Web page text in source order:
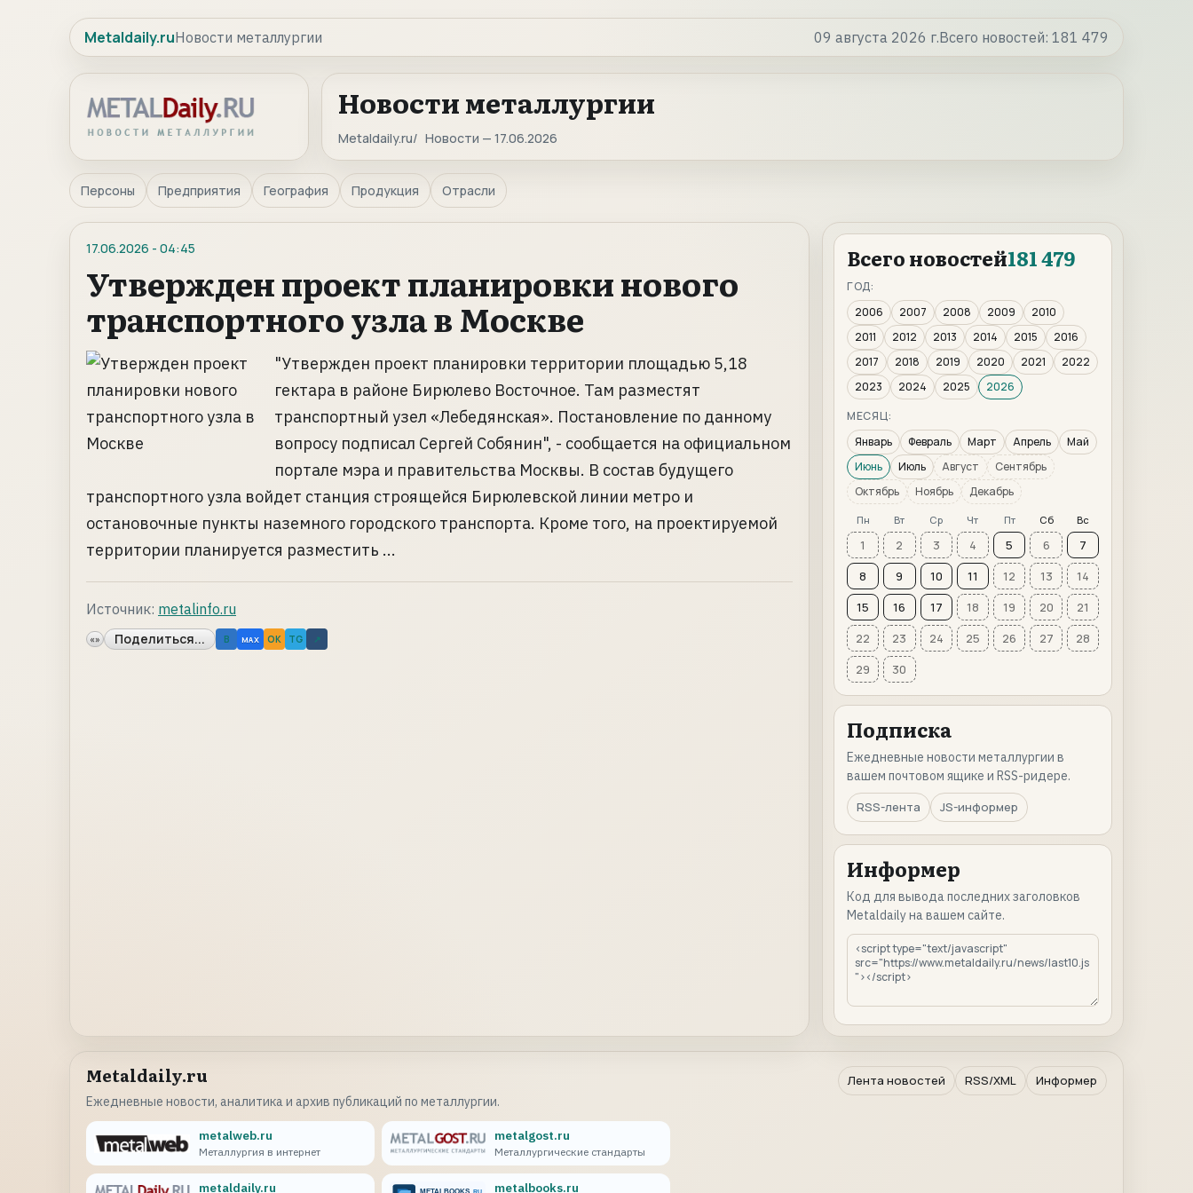
Metaldaily.ruНовости металлургии 09 августа 2026 г.Всего новостей: 181 479
Новости металлургии
Metaldaily.ru Новости — 17.06.2026
Персоны Предприятия География Продукция Отрасли
17.06.2026 - 04:45
Утвержден проект планировки нового
транспортного узла в Москве
"Утвержден проект планировки территории площадью 5,18
гектара в районе Бирюлево Восточное. Там разместят
транспортный узел «Лебедянская». Постановление по данному
вопросу подписал Сергей Собянин", - сообщается на официальном
портале мэра и правительства Москвы. В состав будущего
транспортного узла войдет станция строящейся Бирюлевской линии метро и
остановочные пункты наземного городского транспорта. Кроме того, на проектируемой
территории планируется разместить ...
Источник: metalinfo.ru
«» Поделиться... B MAX OK TG ↗
Всего новостей181 479
ГОД:
2006
2007 2008 2009
2010
2011
2012 2013 2014 2015
2016
2017
2018 2019 2020 2021
2022
2023
2024 2025
2026
МЕСЯЦ:
Январь
Февраль Март Апрель
Май
Июнь
Июль Август
Сентябрь
Октябрь
Ноябрь Декабрь
Пн Вт Ср Чт Пт Сб Вс
1 2 3 4 5 6
7
8
9 10 11 12 13
14
15
16 17 18 19 20
21
22
23 24 25 26 27
28
29
30
Подписка
Ежедневные новости металлургии в
вашем почтовом ящике и RSS-ридере.
RSS-лента
JS-информер
Информер
Код для вывода последних заголовков
Metaldaily на вашем сайте.
Metaldaily.ru
Ежедневные новости, аналитика и архив публикаций по металлургии.
Лента новостей RSS/XML Информер
metalweb.ru
Металлургия в интернет
metalgost.ru
Металлургические стандарты
metaldaily.ru metalbooks.ru